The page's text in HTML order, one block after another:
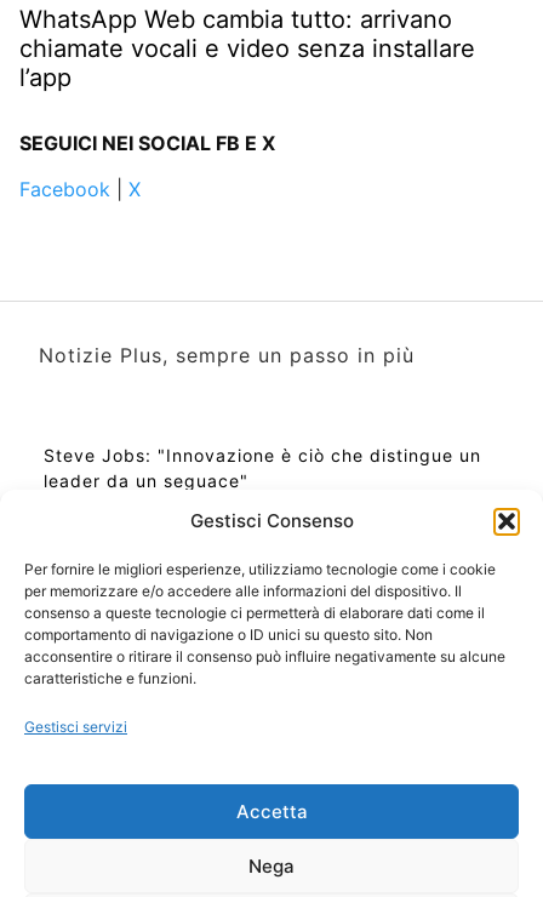
Gestisci Consenso
Per fornire le migliori esperienze, utilizziamo tecnologie come i cookie
per memorizzare e/o accedere alle informazioni del dispositivo. Il
consenso a queste tecnologie ci permetterà di elaborare dati come il
comportamento di navigazione o ID unici su questo sito. Non
acconsentire o ritirare il consenso può influire negativamente su alcune
caratteristiche e funzioni.
Gestisci servizi
Accetta
Nega
WhatsApp Web cambia tutto: arrivano
chiamate vocali e video senza installare
l’app
SEGUICI NEI SOCIAL FB E X
Facebook
X
Notizie Plus, sempre un passo in più
Steve Jobs: "Innovazione è ciò che distingue un
leader da un seguace"
Ora Esatta in Italia in questo momento
Ti Senti Strano Ultimamente? Potrebbe Essere per
la Risonanza di Schumann
Come Sapere Se Stai Ascendendo alla Quinta
Copyright 2026 NotiziePlus.com
📰 Contenuto Umano Verificato